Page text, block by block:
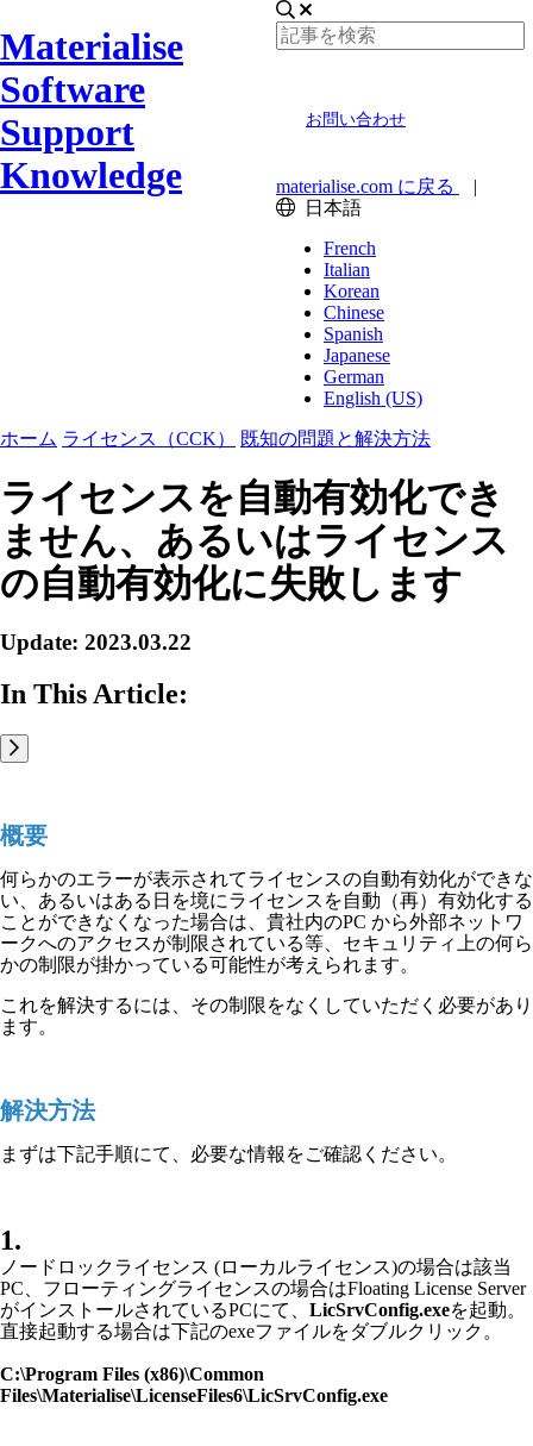
Materialise
Software
Support
Knowledge
お問い合わせ
materialise.com に戻る
|
日本語
French
Italian
Korean
Chinese
Spanish
Japanese
German
English (US)
ホーム ライセンス（CCK） 既知の問題と解決方法
ライセンスを自動有効化でき
ません、あるいはライセンス
の自動有効化に失敗します
Update: 2023.03.22
In This Article:
概要
何らかのエラーが表示されてライセンスの自動有効化ができな
い、あるいはある日を境にライセンスを自動（再）有効化する
ことができなくなった場合は、貴社内のPC から外部ネットワ
ークへのアクセスが制限されている等、セキュリティ上の何ら
かの制限が掛かっている可能性が考えられます。
これを解決するには、その制限をなくしていただく必要があり
ます。
解決方法
まずは下記手順にて、必要な情報をご確認ください。
1.
ノードロックライセンス (ローカルライセンス)の場合は該当
PC、フローティングライセンスの場合はFloating License Server
がインストールされているPCにて、 LicSrvConfig.exeを起動。
直接起動する場合は下記のexeファイルをダブルクリック。
C:\Program Files (x86)\Common
Files\Materialise\LicenseFiles6\LicSrvConfig.exe